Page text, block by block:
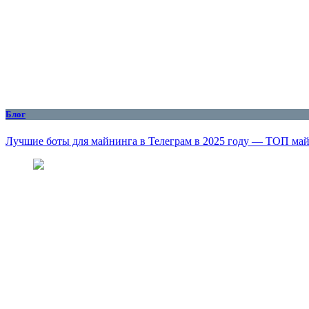
Блог
Лучшие боты для майнинга в Телеграм в 2025 году — ТОП